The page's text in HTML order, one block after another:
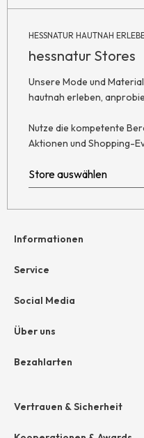
HESSNATUR HAUTNAH
hessnatur Stores
Unsere Mode und
hautnah erleben,
Nutze die kompetente
Aktionen und Shopping-
Informationen
Hilfe & Kontakt
AGB
Widerruf
Impressum
Service
Geschenkgutscheine
Größentabelle
Social Media
Über uns
Unternehmen
Bezahlarten
Amazon Pay
Vertrauen & Sicherheit